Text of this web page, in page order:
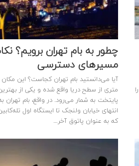
چطور به بام تهران برویم؟
مسیرهای دسترسی
متری از سطح دریا واقع شده و یکی از
پایتخت به شمار می‌رود. در واقع، بام
انتهای خیابان ولنجک تا ایستگاه اول
که به عنوان پاتوق آخر…